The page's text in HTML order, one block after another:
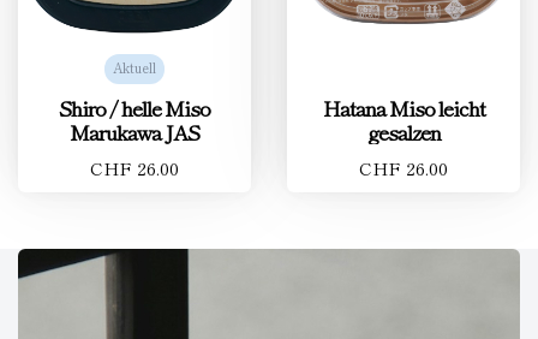
Aktuell
Shiro / helle Miso
Marukawa JAS
CHF 26.00
Hatana Miso leicht
gesalzen
CHF 26.00